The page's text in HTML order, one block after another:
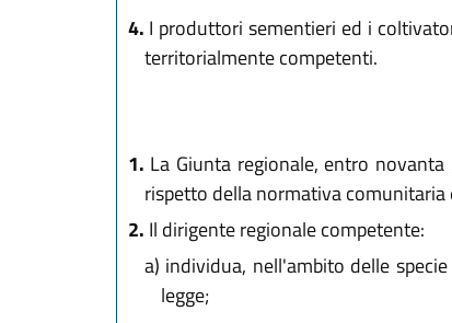
4. I produttori sementieri ed i
territorialmente competenti.
1. La Giunta regionale, entro
rispetto della normativa comunitaria
2. Il dirigente regionale competente:
a) individua, nell'ambito delle
legge;